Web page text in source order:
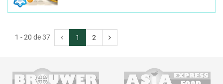
1 - 20 de 37 1 2